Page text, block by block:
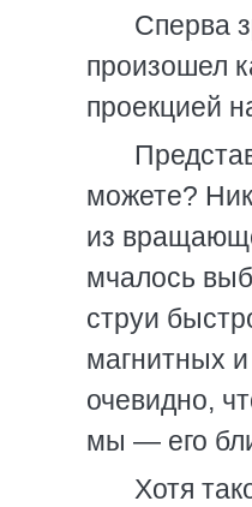
Сперва
произошел
проекцией
можете?
из
мчалось
струи
магнитных
очевидно,
мы — его
Хотя